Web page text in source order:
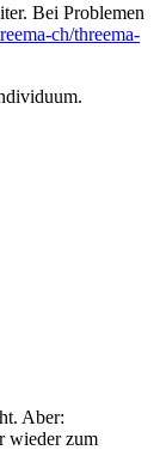
Bei Problemen
ch/threema-
Aber:
wieder zum